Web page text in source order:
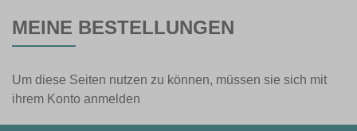
MEINE BESTELLUNGEN
Um diese Seiten nutzen zu können, müssen sie sich mit
ihrem Konto anmelden